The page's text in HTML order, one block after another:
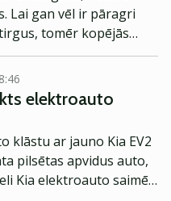
Lai gan vēl ir pāragri
tomēr kopējās
NFT tendences rada
perspektīvām visai
elektroauto
klāstu ar jauno Kia EV2
pilsētas apvidus auto,
Kia elektroauto saimē